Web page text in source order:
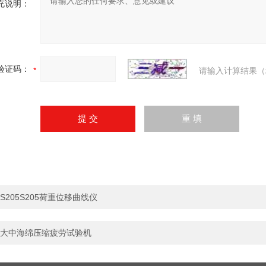
说明：
证码： 请输入计算结果
S205S205荷重位移曲线仪
大中海绵压缩疲劳试验机